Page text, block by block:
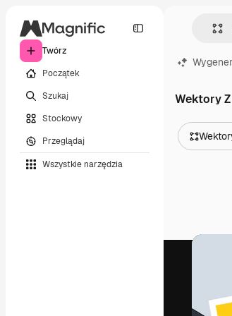
Twórz
Początek
Szukaj
Stockowy
Przeglądaj
Wszystkie narzędzia
Wektory
Filmy
Modele 3D
Czcionki